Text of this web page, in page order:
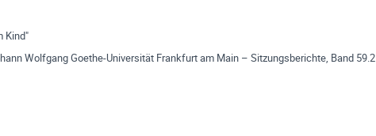
Kind"
Wolfgang Goethe-Universität Frankfurt am Main – Sitzungsberichte, Band 59.2